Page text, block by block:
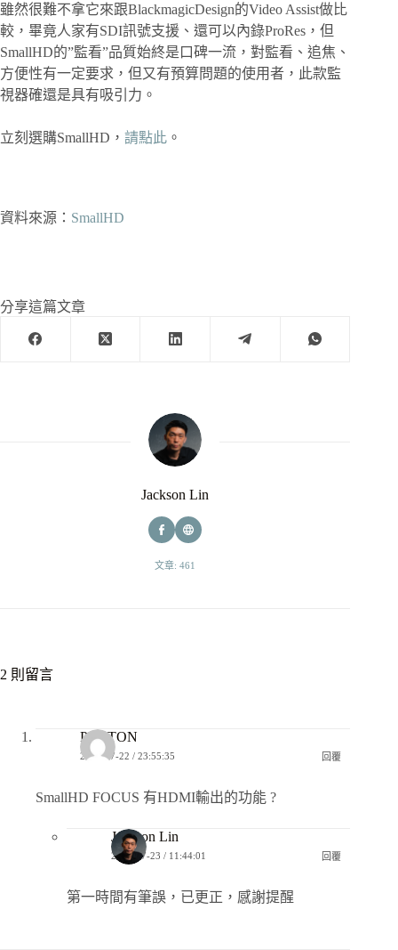
雖然很難不拿它來跟BlackmagicDesign的Video Assist做比
較，畢竟人家有SDI訊號支援、還可以內錄ProRes，但
SmallHD的”監看”品質始終是口碑一流，對監看、追焦、
方便性有一定要求，但又有預算問題的使用者，此款監
視器確還是具有吸引力。
立刻選購SmallHD， 請點此 。
資料來源： SmallHD
分享這篇文章
Jackson Lin
文章: 461
2 則留言
PLUTON
2018-07-22 / 23:55:35 回覆
SmallHD FOCUS 有HDMI輸出的功能 ?
Jackson Lin
2018-07-23 / 11:44:01 回覆
第一時間有筆誤，已更正，感謝提醒